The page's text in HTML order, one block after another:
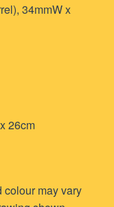
34mmW x
26cm
colour may vary